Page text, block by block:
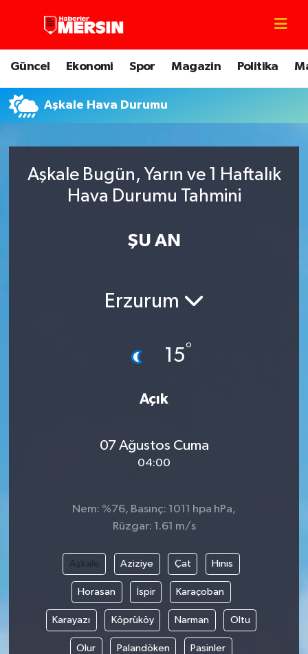
Güncel Ekonomi Spor Magazin Politika
Aşkale Hava Durumu
Aşkale Bugün, Yarın ve 1 Haftalık
Hava Durumu Tahmini
ŞU AN
Erzurum
15°
Açık
07 Ağustos Cuma
04:00
Nem: %76, Basınç: 1011 hpa hPa,
Rüzgar: 1.61 m/s
Aşkale Aziziye Çat Hınıs
Horasan İspir Karaçoban
Karayazı Köprüköy Narman Oltu
Olur Palandöken Pasinler
Mersin Nöbetçi Eczaneler
Mersin Hava Durumu
Mersin Trafik Yoğunluk Haritası
Tüm Manşetler